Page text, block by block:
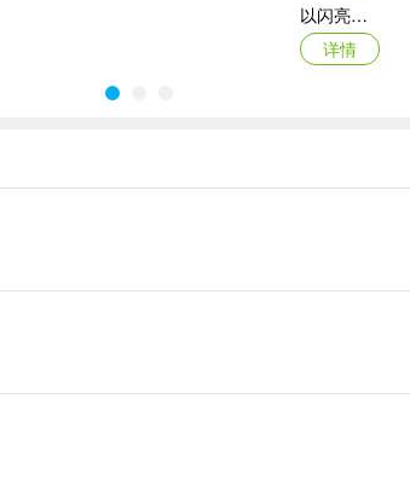
以闪亮之名苹果手机版
详情
我的小小宇宙苹果版